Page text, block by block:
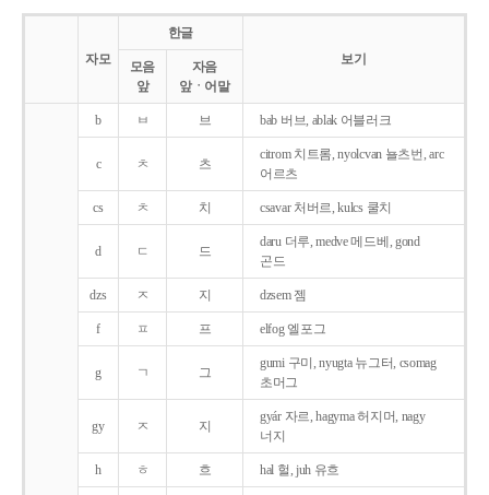
자모
한글
보기
모음
앞
자음
앞ㆍ어말
b ㅂ 브 bab 버브, ablak 어블러크
c ㅊ 츠
citrom 치트롬, nyolcvan 뇰츠번, arc
어르츠
cs ㅊ 치 csavar 처버르, kulcs 쿨치
d ㄷ 드
daru 더루, medve 메드베, gond
곤드
dzs ㅈ 지 dzsem 젬
f ㅍ 프 elfog 엘포그
g ㄱ 그
gumi 구미, nyugta 뉴그터, csomag
초머그
gy ㅈ 지
gyár 자르, hagyma 허지머, nagy
너지
h ㅎ 흐 hal 헐, juh 유흐